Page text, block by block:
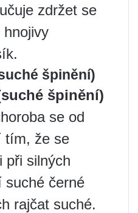
zdržet se
hnojivy
špinění)
špinění)
se od
tím, že se
při silných
suché černé
rajčat suché.